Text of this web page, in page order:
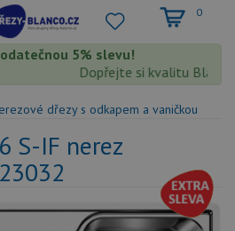
0
5% slevu!
Dopřejte si kvalitu Blanco
dřezy s odkapem a vaničkou
S-IF nerez